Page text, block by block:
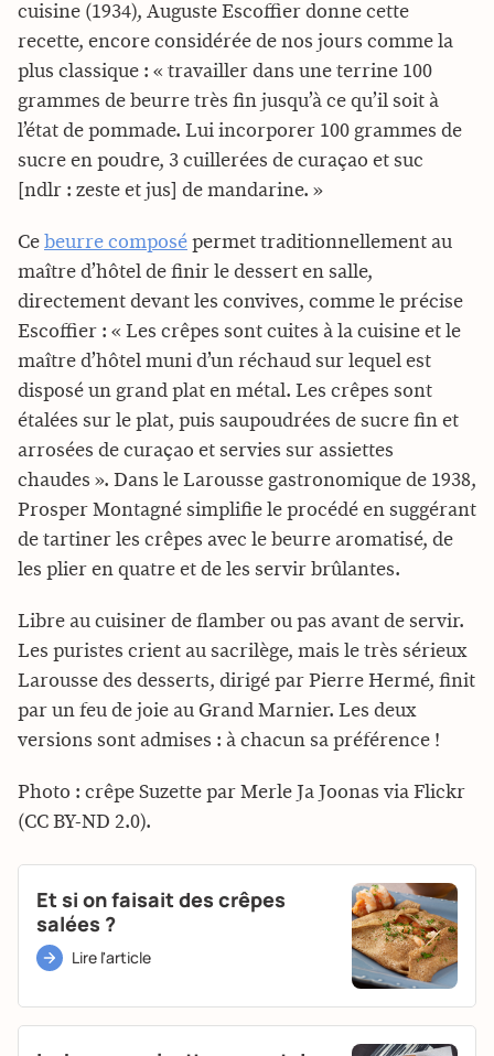
cuisine (1934), Auguste Escoffier donne cette
recette, encore considérée de nos jours comme la
plus classique : « travailler dans une terrine 100
grammes de beurre très fin jusqu’à ce qu’il soit à
l’état de pommade. Lui incorporer 100 grammes de
sucre en poudre, 3 cuillerées de curaçao et suc
[ndlr : zeste et jus] de mandarine. »
Ce beurre composé permet traditionnellement au
maître d’hôtel de finir le dessert en salle,
directement devant les convives, comme le précise
Escoffier : « Les crêpes sont cuites à la cuisine et le
maître d’hôtel muni d’un réchaud sur lequel est
disposé un grand plat en métal. Les crêpes sont
étalées sur le plat, puis saupoudrées de sucre fin et
arrosées de curaçao et servies sur assiettes
chaudes ». Dans le Larousse gastronomique de 1938,
Prosper Montagné simplifie le procédé en suggérant
de tartiner les crêpes avec le beurre aromatisé, de
les plier en quatre et de les servir brûlantes.
Libre au cuisiner de flamber ou pas avant de servir.
Les puristes crient au sacrilège, mais le très sérieux
Larousse des desserts, dirigé par Pierre Hermé, finit
par un feu de joie au Grand Marnier. Les deux
versions sont admises : à chacun sa préférence !
Photo : crêpe Suzette par Merle Ja Joonas via Flickr
(CC BY-ND 2.0).
Et si on faisait des crêpes
salées ?
Lire l'article